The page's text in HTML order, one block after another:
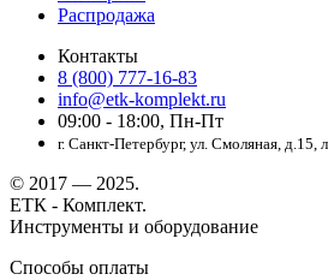
Распродажа
Контакты
8 (800) 777-16-83
info@etk-komplekt.ru
09:00 - 18:00, Пн-Пт
г. Санкт-Петербург, ул. Смоляная, д.15,
© 2017 — 2025.
ЕТК - Комплект.
Инструменты и оборудование
Способы оплаты